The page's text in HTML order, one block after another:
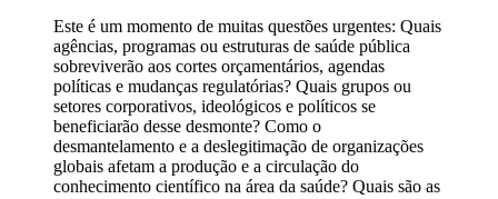
Este é um momento de muitas questões urgentes: Quais
agências, programas ou estruturas de saúde pública
sobreviverão aos cortes orçamentários, agendas
políticas e mudanças regulatórias? Quais grupos ou
setores corporativos, ideológicos e políticos se
beneficiarão desse desmonte? Como o
desmantelamento e a deslegitimação de organizações
globais afetam a produção e a circulação do
conhecimento científico na área da saúde? Quais são as